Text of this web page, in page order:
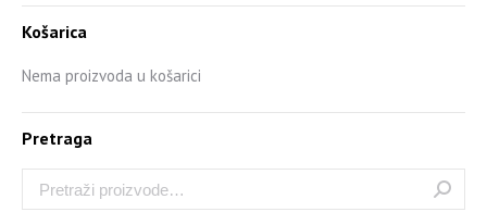
Košarica
Nema proizvoda u košarici
Pretraga